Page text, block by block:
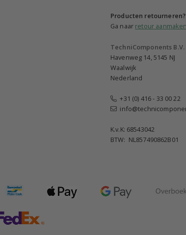
Producten retourneren?
Ga naar retour aanmaken
TechniComponents B.V.
Havenweg 14, 5145 NJ
Waalwijk
Nederland
+31 (0) 416 - 33 00 22
K.v.K: 68543042
BTW: NL857490862B01